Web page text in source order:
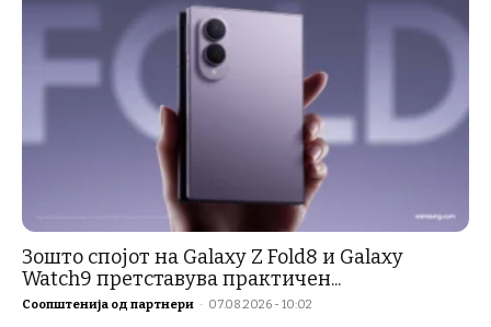
Зошто спојот на Galaxy Z Fold8 и Galaxy
Watch9 претставува практичен...
Соопштенија од партнери - 07.08.2026 - 10:02